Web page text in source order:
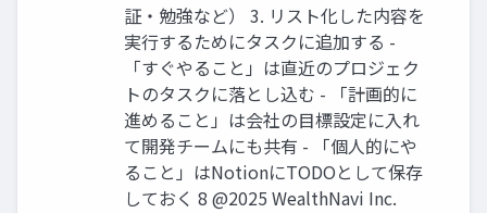
証‧勉強など） 3. リスト化した内容を
実⾏するためにタスクに追加する -
「すぐやること」は直近のプロジェク
トのタスクに落とし込む - 「計画的に
進めること」は会社の⽬標設定に⼊れ
て開発チームにも共有 - 「個⼈的にや
ること」はNotionにTODOとして保存
しておく 8 @2025 WealthNavi Inc.